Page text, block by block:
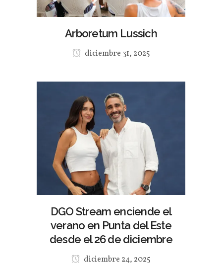
Arboretum Lussich
diciembre 31, 2025
DGO Stream enciende el
verano en Punta del Este
desde el 26 de diciembre
diciembre 24, 2025